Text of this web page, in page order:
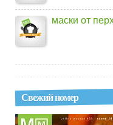
маски от
Свежий номер